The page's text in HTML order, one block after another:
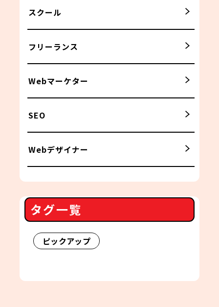
スクール
フリーランス
Webマーケター
SEO
Webデザイナー
タグ一覧
ピックアップ